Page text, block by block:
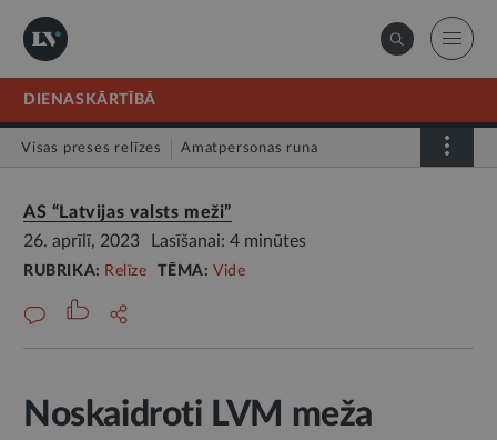
DIENASKĀRTĪBĀ
Visas preses relīzes Amatpersonas runa
AS “Latvijas valsts meži”
26. aprīlī, 2023
Lasīšanai: 4 minūtes
RUBRIKA: Relīze TĒMA:Vide
Noskaidroti LVM meža